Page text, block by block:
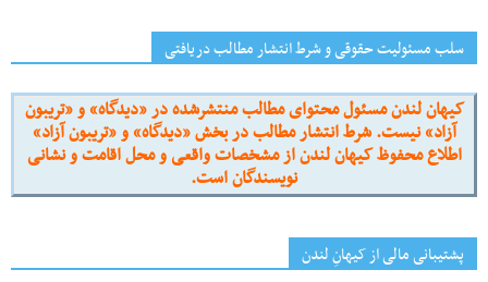
سلب مسئولیت حقوقی و شرط انتشار مطالب دریافتی
کیهان لندن مسئول محتوای مطالب منتشرشده در «دیدگاه» و «تریبون
آزاد» نیست. شرط انتشار مطالب در بخش «دیدگاه» و «تریبون آزاد»
اطلاع محفوظ کیهان لندن از مشخصات واقعی و محل اقامت و نشانی
نویسندگان است.
پشتیبانی مالی از کیهانِ لندن